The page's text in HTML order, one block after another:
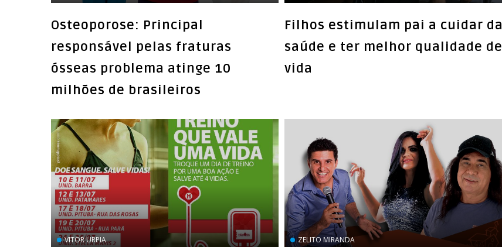
Osteoporose: Principal
responsável pelas fraturas
ósseas problema atinge 10
milhões de brasileiros
Filhos estimulam pai a cuidar da
saúde e ter melhor qualidade de
vida
VITOR URPIA ZELITO MIRANDA